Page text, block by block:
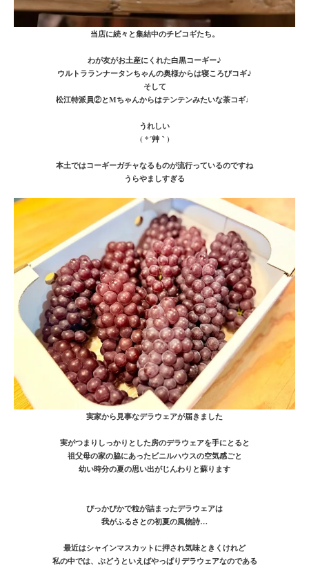
当店に続々と集結中のチビコギたち。
わが友がお土産にくれた白黒コーギー♪
ウルトラランナータンちゃんの奥様からは寝ころびコギ♪
そして
松江特派員②とMちゃんからはテンテンみたいな茶コギ♩
うれしい
( *´艸｀)
本土ではコーギーガチャなるものが流行っているのですね
うらやましすぎる
実家から見事なデラウェアが届きました
実がつまりしっかりとした房のデラウェアを手にとると
祖父母の家の脇にあったビニルハウスの空気感ごと
幼い時分の夏の思い出がじんわりと蘇ります
ぴっかぴかで粒が詰まったデラウェアは
我がふるさとの初夏の風物詩…
最近はシャインマスカットに押され気味ときくけれど
私の中では、ぶどうといえばやっぱりデラウェアなのである